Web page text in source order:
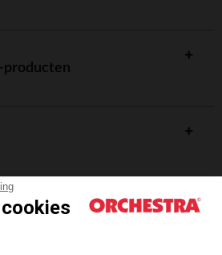
producten